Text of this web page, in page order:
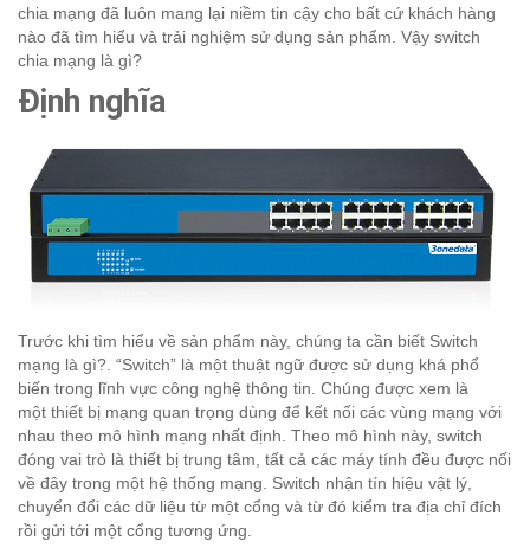
chia mạng đã luôn mang lại niềm tin cậy cho bất cứ khách hàng
nào đã tìm hiểu và trải nghiệm sử dụng sản phẩm. Vậy switch
chia mạng là gì?
Định nghĩa
Trước khi tìm hiểu về sản phẩm này, chúng ta cần biết Switch
mạng là gì?. “Switch” là một thuật ngữ được sử dụng khá phổ
biến trong lĩnh vực công nghệ thông tin. Chúng được xem là
một thiết bị mạng quan trọng dùng để kết nối các vùng mạng với
nhau theo mô hình mạng nhất định. Theo mô hình này, switch
đóng vai trò là thiết bị trung tâm, tất cả các máy tính đều được nối
về đây trong một hệ thống mạng. Switch nhận tín hiệu vật lý,
chuyển đổi các dữ liệu từ một cổng và từ đó kiểm tra địa chỉ đích
rồi gửi tới một cổng tương ứng.